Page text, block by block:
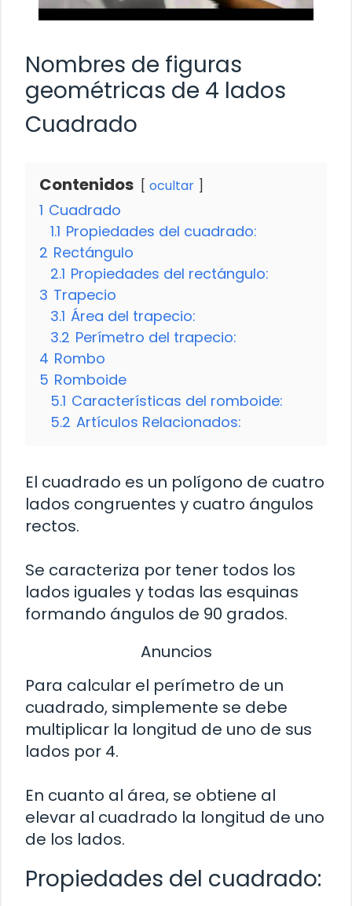
Nombres de figuras
geométricas de 4 lados
Cuadrado
Contenidos ocultar
1 Cuadrado
1.1 Propiedades del cuadrado:
2 Rectángulo
2.1 Propiedades del rectángulo:
3 Trapecio
3.1 Área del trapecio:
3.2 Perímetro del trapecio:
4 Rombo
5 Romboide
5.1 Características del romboide:
5.2 Artículos Relacionados:
El cuadrado es un polígono de cuatro
lados congruentes y cuatro ángulos
rectos.
Se caracteriza por tener todos los
lados iguales y todas las esquinas
formando ángulos de 90 grados.
Anuncios
Para calcular el perímetro de un
cuadrado, simplemente se debe
multiplicar la longitud de uno de sus
lados por 4.
En cuanto al área, se obtiene al
elevar al cuadrado la longitud de uno
de los lados.
Propiedades del cuadrado: